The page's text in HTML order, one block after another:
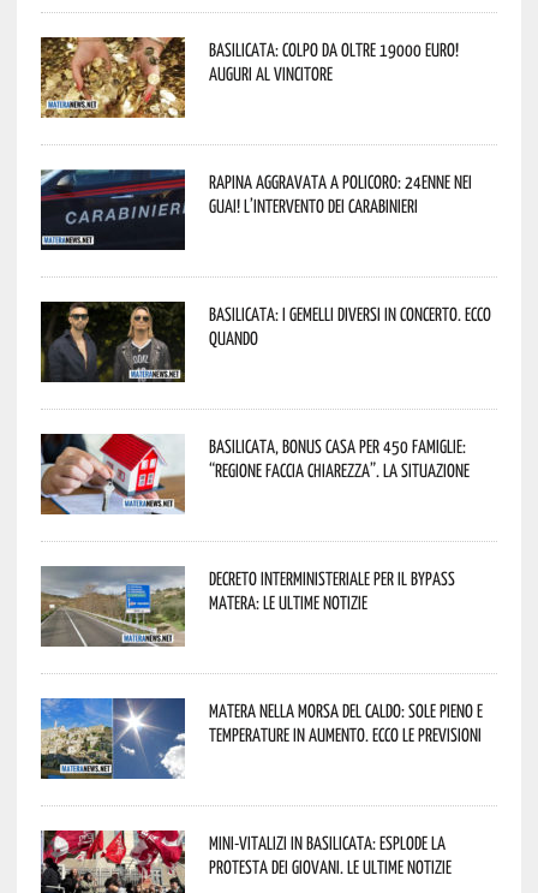
Basilicata: colpo da oltre 19000 Euro!
Auguri al vincitore
Rapina aggravata a Policoro: 24enne nei
guai! L’intervento dei Carabinieri
Basilicata: i Gemelli DiVersi in concerto. Ecco
quando
Basilicata, Bonus casa per 450 famiglie:
“Regione faccia chiarezza”. La situazione
Decreto interministeriale per il Bypass
Matera: le ultime notizie
Matera nella morsa del caldo: sole pieno e
temperature in aumento. Ecco le previsioni
Mini-vitalizi in Basilicata: esplode la
protesta dei giovani. Le ultime notizie